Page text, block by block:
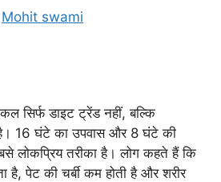
Mohit swami
सिर्फ डाइट ट्रेंड नहीं, बल्कि
16 घंटे का उपवास और 8 घंटे की
लोकप्रिय तरीका है। लोग कहते हैं कि
पेट की चर्बी कम होती है और शरीर